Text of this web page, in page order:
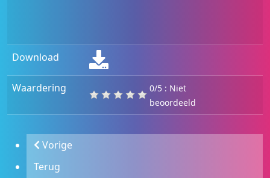
Download
Waardering
0/5 : Niet
beoordeeld
Vorige
Terug